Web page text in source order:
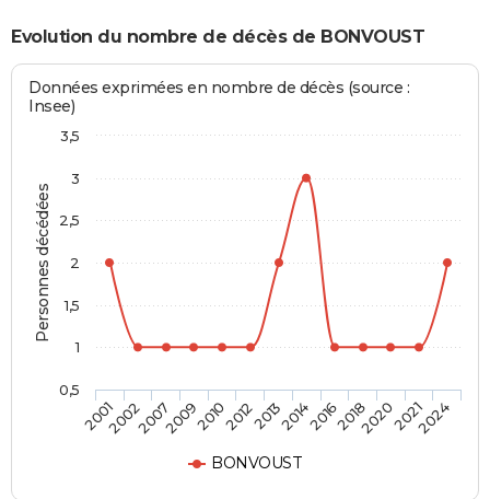
Evolution du nombre de décès de BONVOUST
Personnes décédées
Données exprimées en nombre de décès (source :
Insee)
BONVOUST
2001200220072009201020122013201420162018202020212024
0,5
1
1,5
2
2,5
3
3,5